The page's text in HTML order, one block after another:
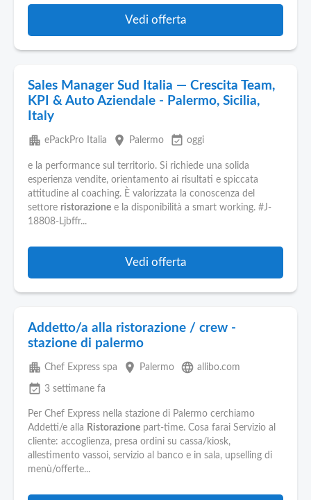
Vedi offerta
Sales Manager Sud Italia — Crescita Team,
KPI & Auto Aziendale - Palermo, Sicilia,
Italy
apartment ePackPro Italia place Palermo event_available oggi
e la performance sul territorio. Si richiede una solida
esperienza vendite, orientamento ai risultati e spiccata
attitudine al coaching. È valorizzata la conoscenza del
settore ristorazione e la disponibilità a smart working. #J-
18808-Ljbffr...
Vedi offerta
Addetto/a alla ristorazione / crew -
stazione di palermo
apartment Chef Express spa place Palermo language allibo.com
event_available 3 settimane fa
Per Chef Express nella stazione di Palermo cerchiamo
Addetti/e alla Ristorazione part-time. Cosa farai Servizio al
cliente: accoglienza, presa ordini su cassa/kiosk,
allestimento vassoi, servizio al banco e in sala, upselling di
menù/offerte...